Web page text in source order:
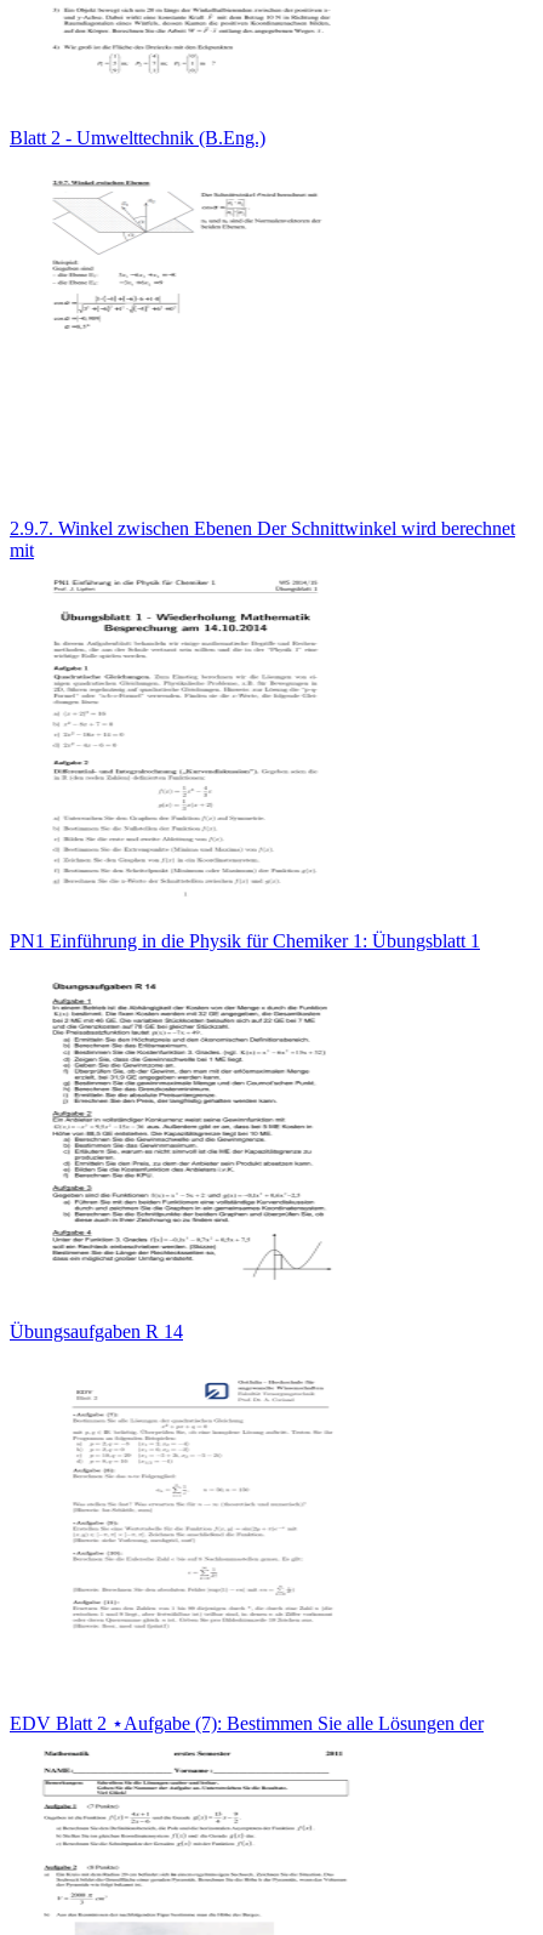
Blatt 2 - Umwelttechnik (B.Eng.)
2.9.7. Winkel zwischen Ebenen Der Schnittwinkel wird berechnet
mit
PN1 Einführung in die Physik für Chemiker 1: Übungsblatt 1
Übungsaufgaben R 14
EDV Blatt 2 ⋆Aufgabe (7): Bestimmen Sie alle Lösungen der